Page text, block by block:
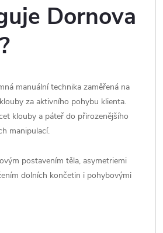
Dornova
manuální technika zaměřená na
za aktivního pohybu klienta.
klouby a páteř do přirozenějšího
manipulací.
postavením těla, asymetriemi
dolních končetin i pohybovými